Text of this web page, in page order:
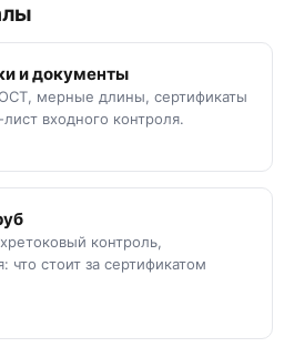
и документы
мерные длины, сертификаты
входного контроля.
контроль,
что стоит за сертификатом